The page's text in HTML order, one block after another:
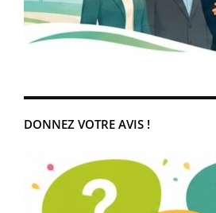
DONNEZ VOTRE AVIS !